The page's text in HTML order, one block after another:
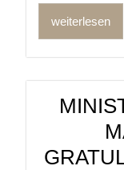
weiterlesen